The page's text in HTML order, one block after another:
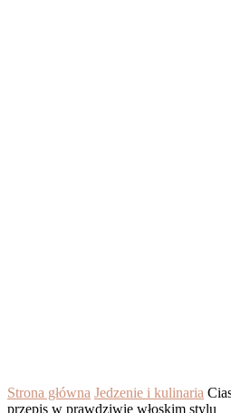
Strona główna Jedzenie i kulinaria
przepis w prawdziwie włoskim stylu